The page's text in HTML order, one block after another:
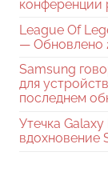
конференции
League Of
— Обновлено
Samsung
для
последнем
Утечка
вдохновение